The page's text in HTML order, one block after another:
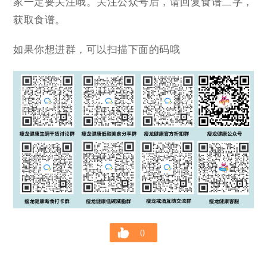
获取食谱。
如果你想进群，可以扫描下面的码哦
0